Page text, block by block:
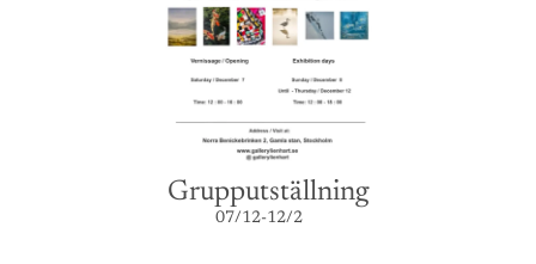
Grupputställning
07/12-12/2